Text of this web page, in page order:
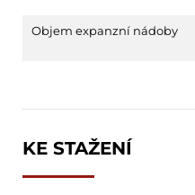
Objem expanzní nádoby
KE STAŽENÍ